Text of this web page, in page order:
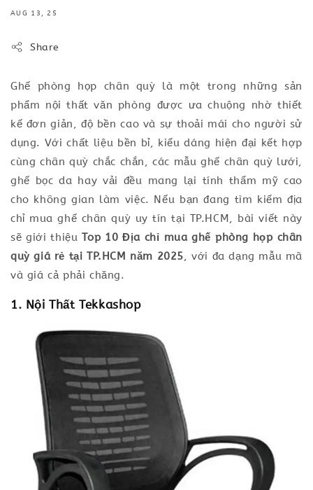
AUG 13, 25
Share
Ghế phòng họp chân quỳ là một trong những sản
phẩm nội thất văn phòng được ưa chuộng nhờ thiết
kế đơn giản, độ bền cao và sự thoải mái cho người sử
dụng. Với chất liệu bền bỉ, kiểu dáng hiện đại kết hợp
cùng chân quỳ chắc chắn, các mẫu ghế chân quỳ lưới,
ghế bọc da hay vải đều mang lại tính thẩm mỹ cao
cho không gian làm việc. Nếu bạn đang tìm kiếm địa
chỉ mua ghế chân quỳ uy tín tại TP.HCM, bài viết này
sẽ giới thiệuTop 10 Địa chỉ mua ghế phòng họp chân
quỳ giá rẻ tại TP.HCM năm 2025, với đa dạng mẫu mã
và giá cả phải chăng.
1. Nội Thất Tekkashop